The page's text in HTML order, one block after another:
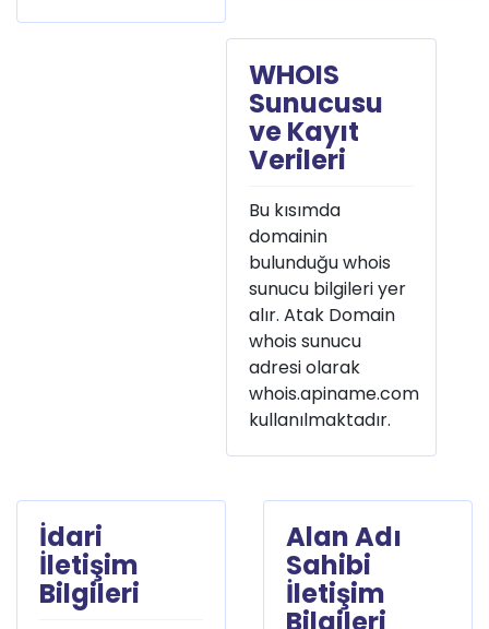
WHOIS
Sunucusu
ve Kayıt
Verileri
Bu kısımda
domainin
bulunduğu whois
sunucu bilgileri yer
alır. Atak Domain
whois sunucu
adresi olarak
whois.apiname.com
kullanılmaktadır.
Alan Adı
Sahibi
İletişim
Bilgileri
İdari
İletişim
Bilgileri